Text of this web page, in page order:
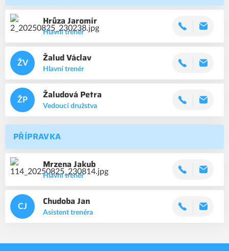
Jaromír
Hrůza
Hlavní trenér
ŽV Václav
Žalud
Hlavní trenér
ŽP Petra
Žaludová
Vedoucí družstva
PŘÍPRAVKA
Jakub
Mrzena
Hlavní trenér
CJ Jan
Chudoba
Asistent trenéra